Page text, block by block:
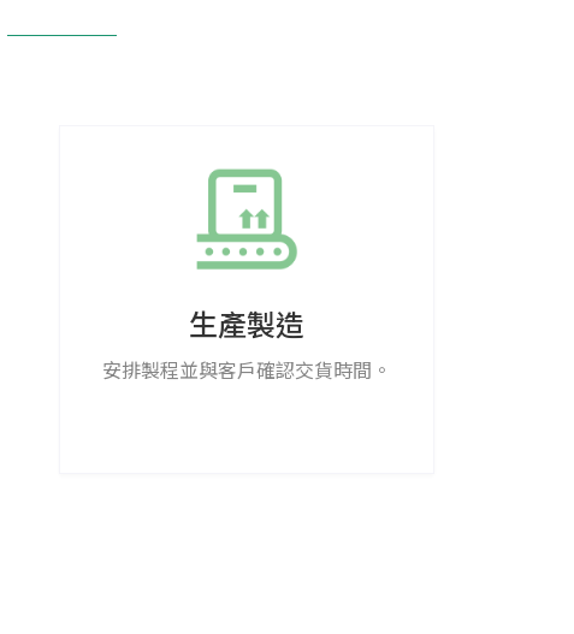
生產製造​
安排製程並與客戶確認交貨時間。